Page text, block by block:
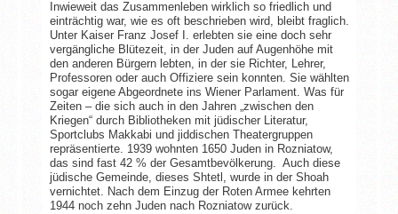
Inwieweit das Zusammenleben wirklich so friedlich und
einträchtig war, wie es oft beschrieben wird, bleibt fraglich.
Unter Kaiser Franz Josef I. erlebten sie eine doch sehr
vergängliche Blütezeit, in der Juden auf Augenhöhe mit
den anderen Bürgern lebten, in der sie Richter, Lehrer,
Professoren oder auch Offiziere sein konnten. Sie wählten
sogar eigene Abgeordnete ins Wiener Parlament. Was für
Zeiten – die sich auch in den Jahren „zwischen den
Kriegen“ durch Bibliotheken mit jüdischer Literatur,
Sportclubs Makkabi und jiddischen Theatergruppen
repräsentierte. 1939 wohnten 1650 Juden in Rozniatow,
das sind fast 42 % der Gesamtbevölkerung. Auch diese
jüdische Gemeinde, dieses Shtetl, wurde in der Shoah
vernichtet. Nach dem Einzug der Roten Armee kehrten
1944 noch zehn Juden nach Rozniatow zurück.